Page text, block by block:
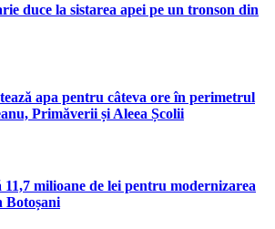
duce la sistarea apei pe un tronson din
apa pentru câteva ore în perimetrul
Primăverii și Aleea Școlii
milioane de lei pentru modernizarea
Botoșani